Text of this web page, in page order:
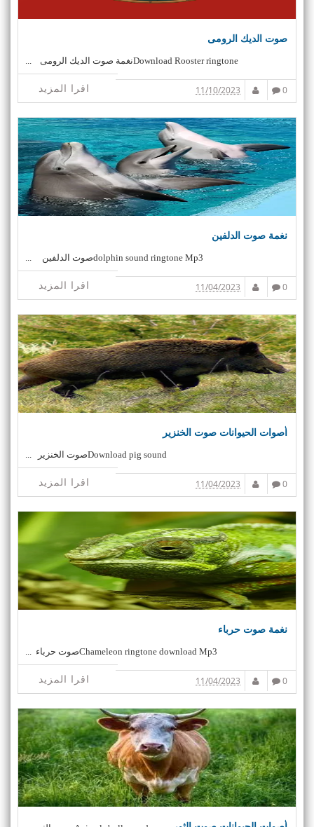
صوت الديك الرومى
Download Rooster ringtoneنغمة صوت الديك الرومى ...
اقرا المزيد 0
11/10/2023
نغمة صوت الدلفين
dolphin sound ringtone Mp3صوت الدلفين ...
اقرا المزيد 0
11/04/2023
أصوات الحيوانات صوت الخنزير
Download pig soundصوت الخنزير ...
اقرا المزيد 0
11/04/2023
نغمة صوت حرباء
Chameleon ringtone download Mp3صوت حرباء ...
اقرا المزيد 0
11/04/2023